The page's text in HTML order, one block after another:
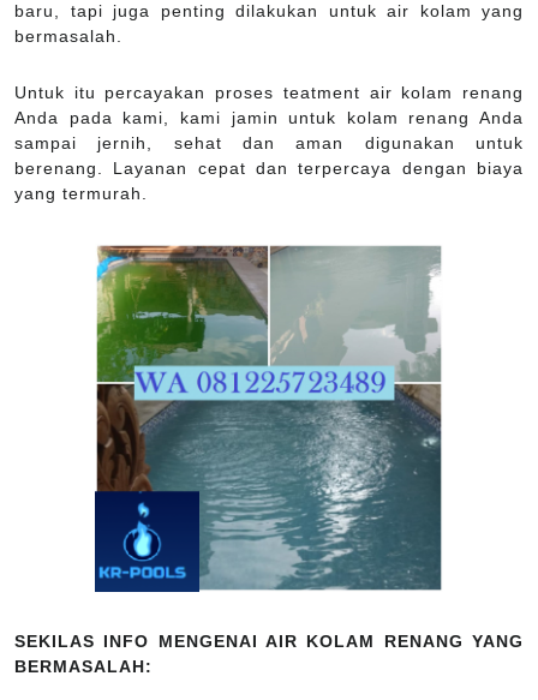
baru, tapi juga penting dilakukan untuk air kolam yang
bermasalah.
Untuk itu percayakan proses teatment air kolam renang
Anda pada kami, kami jamin untuk kolam renang Anda
sampai jernih, sehat dan aman digunakan untuk
berenang. Layanan cepat dan terpercaya dengan biaya
yang termurah.
SEKILAS INFO MENGENAI AIR KOLAM RENANG YANG
BERMASALAH: